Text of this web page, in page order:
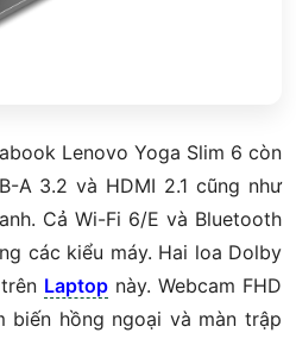
Lenovo Yoga Slim 6 còn
A 3.2 và HDMI 2.1 cũng như
Cả Wi-Fi 6/E và Bluetooth
các kiểu máy. Hai loa Dolby
Laptop này. Webcam FHD
biến hồng ngoại và màn trập